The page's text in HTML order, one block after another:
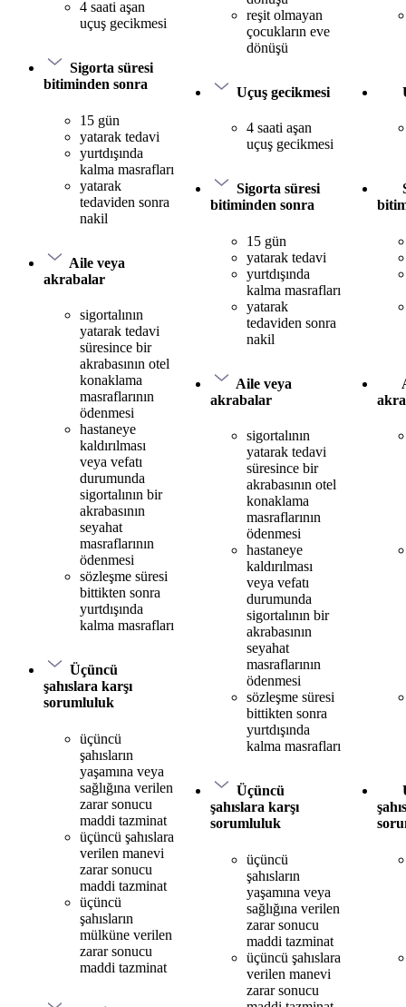
4 saati aşan
uçuş gecikmesi
Sigorta süresi
bitiminden sonra
15 gün
yatarak tedavi
yurtdışında
kalma masrafları
yatarak
tedaviden sonra
nakil
Aile veya
akrabalar
sigortalının
yatarak tedavi
süresince bir
akrabasının otel
konaklama
masraflarının
ödenmesi
hastaneye
kaldırılması
veya vefatı
durumunda
sigortalının bir
akrabasının
seyahat
masraflarının
ödenmesi
sözleşme süresi
bittikten sonra
yurtdışında
kalma masrafları
Üçüncü
şahıslara karşı
sorumluluk
üçüncü
şahısların
yaşamına veya
sağlığına verilen
zarar sonucu
maddi tazminat
üçüncü şahıslara
verilen manevi
zarar sonucu
maddi tazminat
üçüncü
şahısların
mülküne verilen
zarar sonucu
maddi tazminat
reşit olmayan
çocukların eve
dönüşü
Uçuş gecikmesi
4 saati aşan
uçuş gecikmesi
Sigorta süresi
bitiminden sonra
15 gün
yatarak tedavi
yurtdışında
kalma masrafları
yatarak
tedaviden sonra
nakil
Aile veya
akrabalar
sigortalının
yatarak tedavi
süresince bir
akrabasının otel
konaklama
masraflarının
ödenmesi
hastaneye
kaldırılması
veya vefatı
durumunda
sigortalının bir
akrabasının
seyahat
masraflarının
ödenmesi
sözleşme süresi
bittikten sonra
yurtdışında
kalma masrafları
Üçüncü
şahıslara karşı
sorumluluk
üçüncü
şahısların
yaşamına veya
sağlığına verilen
zarar sonucu
maddi tazminat
üçüncü şahıslara
verilen manevi
zarar sonucu